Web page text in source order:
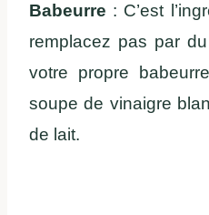
Babeurre : C’est
remplacez pas par
votre propre
soupe de vinaigre
de lait.